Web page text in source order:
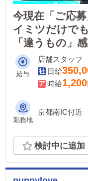
今現在「ご応
イミツだけで
「違うもの」
給与
店舗スタッフ
日給
時給1,200
勤務地
京都南IC付近
検討中に追加